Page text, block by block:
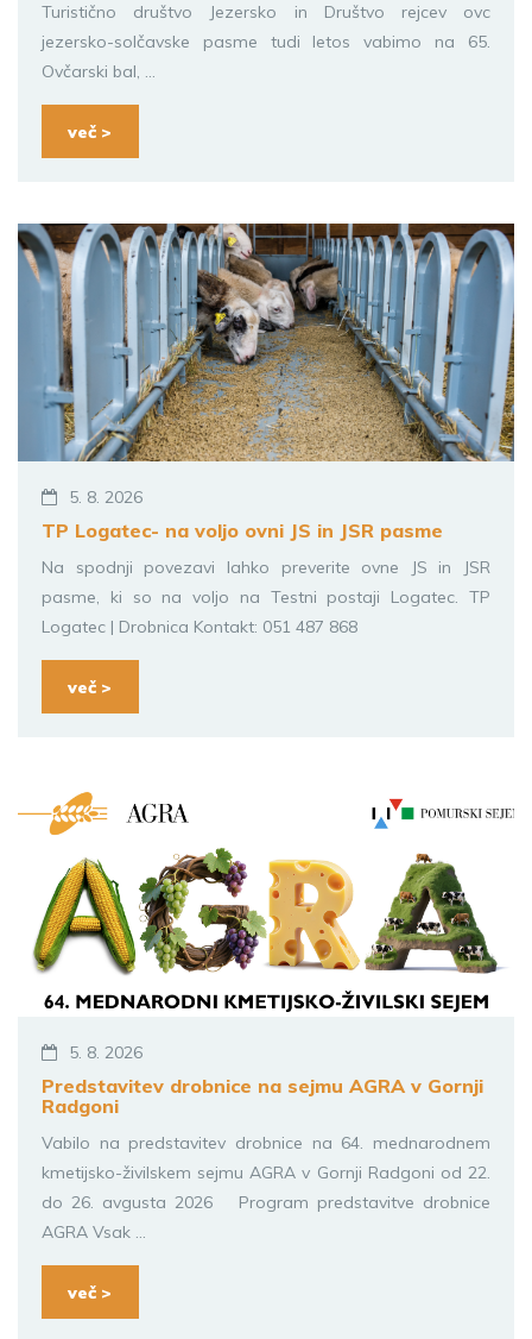
Turistično društvo Jezersko in Društvo rejcev ovc
jezersko-solčavske pasme tudi letos vabimo na 65.
Ovčarski bal, ...
več >
5. 8. 2026
TP Logatec- na voljo ovni JS in JSR pasme
Na spodnji povezavi lahko preverite ovne JS in JSR
pasme, ki so na voljo na Testni postaji Logatec. TP
Logatec | Drobnica Kontakt: 051 487 868
več >
5. 8. 2026
Predstavitev drobnice na sejmu AGRA v Gornji
Radgoni
Vabilo na predstavitev drobnice na 64. mednarodnem
kmetijsko-živilskem sejmu AGRA v Gornji Radgoni od 22.
do 26. avgusta 2026 Program predstavitve drobnice
AGRA Vsak ...
več >